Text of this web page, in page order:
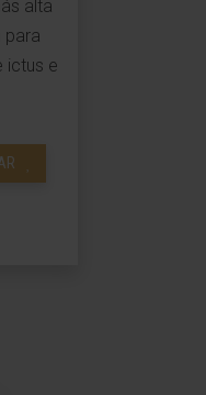
alta
para
ictus e